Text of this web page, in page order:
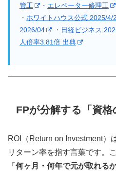
管工
・ エレベーター修理工
・ ホワイトハウス公式 2025/4/
2026/04
・ 日経ビジネス
人倍率3.81倍 出典
FPが分解する「資格
ROI（Return on Investment）
リターン率を指す言葉です。
「 何ヶ月・何年で元が取れる